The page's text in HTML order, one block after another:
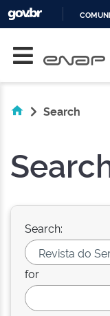
Search
Search:
for